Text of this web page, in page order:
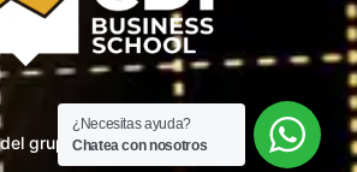
grupo CDI Business School
¿Necesitas ayuda?
Chatea con nosotros